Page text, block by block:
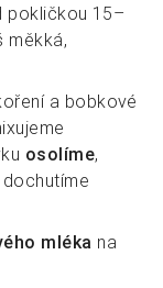
pokličkou 15–
měkká,
a bobkové
osolíme,
dochutíme
mléka na